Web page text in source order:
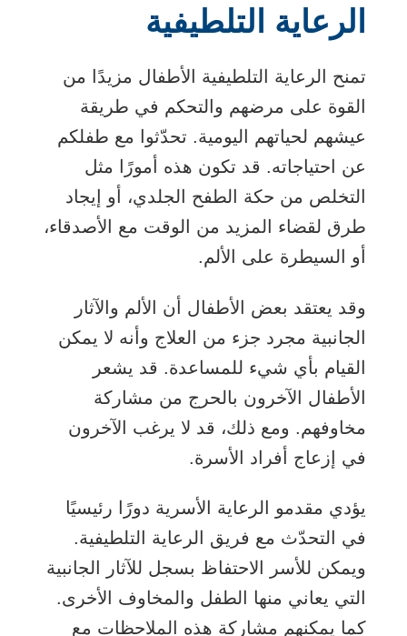
الرعاية التلطيفية
تمنح الرعاية التلطيفية الأطفال مزيدًا من
القوة على مرضهم والتحكم في طريقة
عيشهم لحياتهم اليومية. تحدّثوا مع طفلكم
عن احتياجاته. قد تكون هذه أمورًا مثل
التخلص من حكة الطفح الجلدي، أو إيجاد
طرق لقضاء المزيد من الوقت مع الأصدقاء،
أو السيطرة على الألم.
وقد يعتقد بعض الأطفال أن الألم والآثار
الجانبية مجرد جزء من العلاج وأنه لا يمكن
القيام بأي شيء للمساعدة. قد يشعر
الأطفال الآخرون بالحرج من مشاركة
مخاوفهم. ومع ذلك، قد لا يرغب الآخرون
في إزعاج أفراد الأسرة.
يؤدي مقدمو الرعاية الأسرية دورًا رئيسيًا
في التحدّث مع فريق الرعاية التلطيفية.
ويمكن للأسر الاحتفاظ بسجل للآثار الجانبية
التي يعاني منها الطفل والمخاوف الأخرى.
كما يمكنهم مشاركة هذه الملاحظات مع